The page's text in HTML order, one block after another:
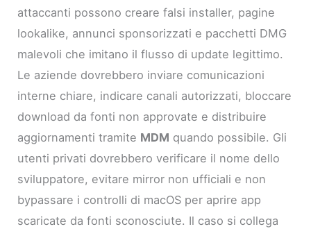
attaccanti possono creare falsi installer, pagine
lookalike, annunci sponsorizzati e pacchetti DMG
malevoli che imitano il flusso di update legittimo.
Le aziende dovrebbero inviare comunicazioni
interne chiare, indicare canali autorizzati, bloccare
download da fonti non approvate e distribuire
aggiornamenti tramite MDM quando possibile. Gli
utenti privati dovrebbero verificare il nome dello
sviluppatore, evitare mirror non ufficiali e non
bypassare i controlli di macOS per aprire app
scaricate da fonti sconosciute. Il caso si collega